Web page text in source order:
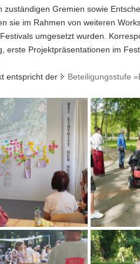
zuständigen Gremien sowie
sie im Rahmen von weiteren
umgesetzt wurden.
erste Projektpräsentationen im
entspricht der Beteiligungsstufe
Im
Rahmen
des
Workshops
im
April
2024
fand
auch
eine
statt.
Ein
weiteres